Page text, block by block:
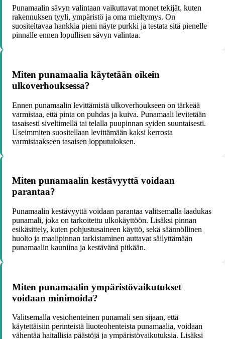
Punamaalin sävyn valintaan vaikuttavat monet tekijät, kuten
rakennuksen tyyli, ympäristö ja oma mieltymys. On
suositeltavaa hankkia pieni näyte purkki ja testata sitä pienelle
pinnalle ennen lopullisen sävyn valintaa.
Miten punamaalia käytetään oikein
ulkoverhouksessa?
Ennen punamaalin levittämistä ulkoverhoukseen on tärkeää
varmistaa, että pinta on puhdas ja kuiva. Punamaali levitetään
tasaisesti siveltimellä tai telalla puupinnan syiden suuntaisesti.
Useimmiten suositellaan levittämään kaksi kerrosta
varmistaakseen tasaisen lopputuloksen.
Miten punamaalin kestävyyttä voidaan
parantaa?
Punamaalin kestävyyttä voidaan parantaa valitsemalla laadukas
punamali, joka on tarkoitettu ulkokäyttöön. Lisäksi pinnan
esikäsittely, kuten pohjustusaineen käyttö, sekä säännöllinen
huolto ja maalipinnan tarkistaminen auttavat säilyttämään
punamaalin kauniina ja kestävänä pitkään.
Miten punamaalin ympäristövaikutukset
voidaan minimoida?
Valitsemalla vesiohenteinen punamali sen sijaan, että
käytettäisiin perinteistä liuoteohenteista punamaalia, voidaan
vähentää haitallisia päästöjä ja ympäristövaikutuksia. Lisäksi